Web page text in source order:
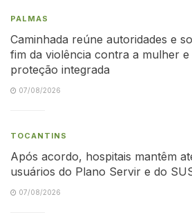
PALMAS
Caminhada reúne autoridades e
fim da violência contra a mulher
proteção integrada
07/08/2026
TOCANTINS
Após acordo, hospitais mantêm
usuários do Plano Servir e do
07/08/2026